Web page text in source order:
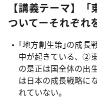
【講義テーマ】
ついてーそれぞれ
｢地方創生策｣の成
中が起きている、②
の是正は国全体の出
は日本の成長戦略に
れていない。